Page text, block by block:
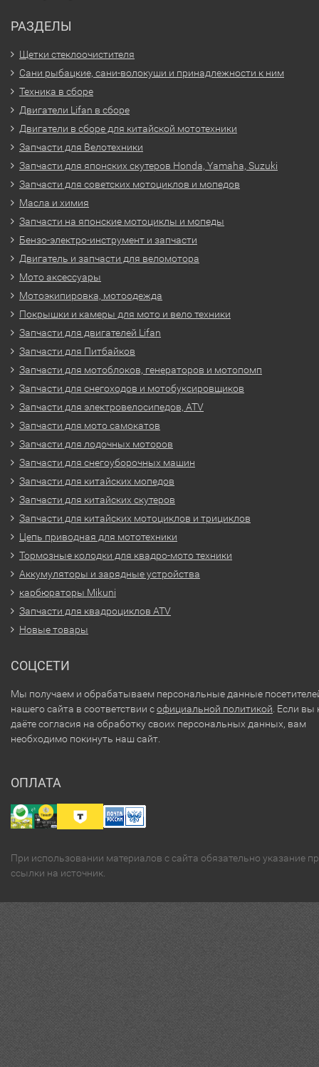
РАЗДЕЛЫ
Щетки стеклоочистителя
Сани рыбацкие, сани-волокуши и принадлежности к ним
Техника в сборе
Двигатели Lifan в сборе
Двигатели в сборе для китайской мототехники
Запчасти для Велотехники
Запчасти для японских скутеров Honda, Yamaha, Suzuki
Запчасти для советских мотоциклов и мопедов
Масла и химия
Запчасти на японские мотоциклы и мопеды
Бензо-электро-инструмент и запчасти
Двигатель и запчасти для веломотора
Мото аксессуары
Мотоэкипировка, мотоодежда
Покрышки и камеры для мото и вело техники
Запчасти для двигателей Lifan
Запчасти для Питбайков
Запчасти для мотоблоков, генераторов и мотопомп
Запчасти для снегоходов и мотобуксировщиков
Запчасти для электровелосипедов, ATV
Запчасти для мото самокатов
Запчасти для лодочных моторов
Запчасти для снегоуборочных машин
Запчасти для китайских мопедов
Запчасти для китайских скутеров
Запчасти для китайских мотоциклов и трициклов
Цепь приводная для мототехники
Тормозные колодки для квадро-мото техники
Аккумуляторы и зарядные устройства
карбюраторы Mikuni
Запчасти для квадроциклов ATV
Новые товары
СОЦСЕТИ
Мы получаем и обрабатываем персональные данные
нашего сайта в соответствии софициальной политикой . Если вы
даёте согласия на обработку своих персональных данных, вам
необходимо покинуть наш сайт.
ОПЛАТА
При использовании материалов с сайта обязательно указание
ссылки на источник.